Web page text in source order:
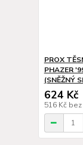
PROX
PHAZER
(SNĚŽNÝ
624 Kč
516 Kč bez